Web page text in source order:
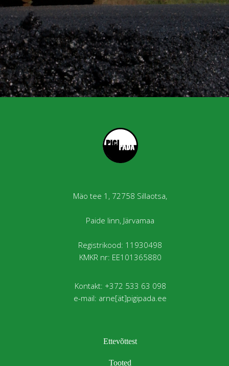
Mäo tee 1, 72758 Sillaotsa,
Paide linn, Järvamaa
Registrikood: 11930498
KMKR nr: EE101365880
Kontakt: +372 533 63 098
e-mail: arne[ät]pigipada.ee
Ettevõttest
Tooted